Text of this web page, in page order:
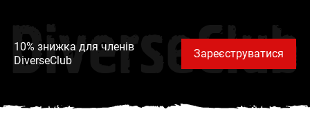
10% знижка для членів
DiverseClub
DiverseClub
Зареєструватися